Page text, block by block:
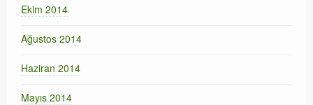
Ekim 2014
Ağustos 2014
Haziran 2014
Mayıs 2014